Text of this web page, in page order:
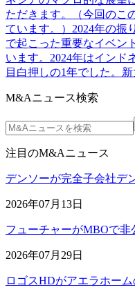
ただきます。（今回のこ
ています。）2024年の振
で起こった重要なイベン
います。2024年はインド
目白押しの1年でした。
M&Aニュース検索
注目のM&Aニュース
デンソーが完全子会社デ
2026年07月13日
フューチャーがMBOで非
2026年07月29日
ロゴスHDがアエラホー